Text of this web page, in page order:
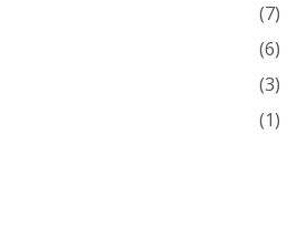
(7)
(6)
(3)
(1)